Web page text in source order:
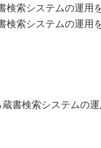
検索システムの運用
検索システムの運用
書検索システムの